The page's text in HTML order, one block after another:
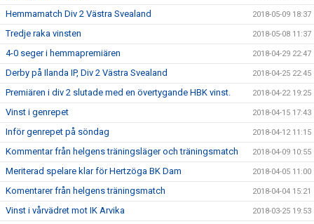
Hemmamatch Div 2 Västra Svealand 2018-05-09 18:37
Tredje raka vinsten 2018-05-08 11:37
4-0 seger i hemmapremiären 2018-04-29 22:47
Derby på Ilanda IP, Div 2 Västra Svealand 2018-04-25 22:45
Premiären i div 2 slutade med en övertygande HBK vinst. 2018-04-22 19:25
Vinst i genrepet 2018-04-15 17:43
Inför genrepet på söndag 2018-04-12 11:15
Kommentar från helgens träningsläger och träningsmatch 2018-04-09 10:55
Meriterad spelare klar för Hertzöga BK Dam 2018-04-05 11:00
Komentarer från helgens träningsmatch 2018-04-04 15:21
Vinst i vårvädret mot IK Arvika 2018-03-25 19:53